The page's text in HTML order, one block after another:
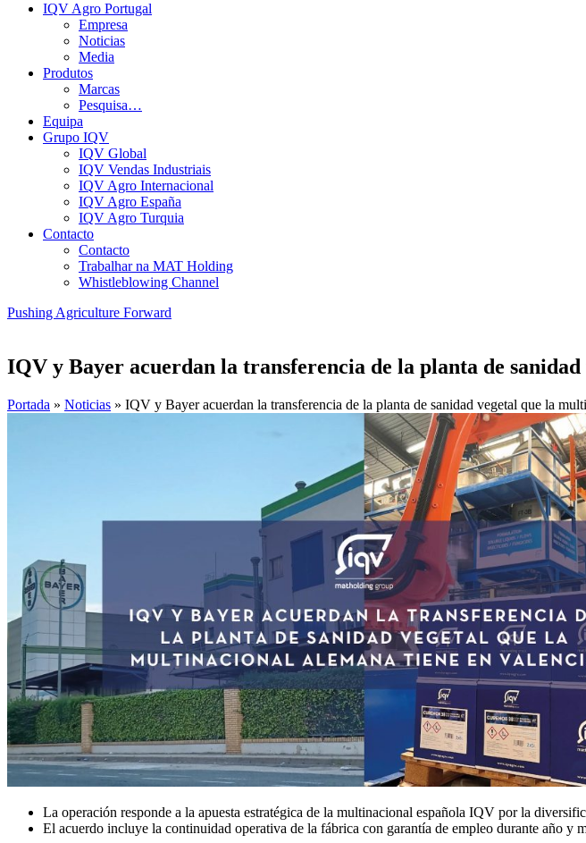
IQV Agro Portugal
Empresa
Noticias
Media
Produtos
Marcas
Pesquisa…
Equipa
Grupo IQV
IQV Global
IQV Vendas Industriais
IQV Agro Internacional
IQV Agro España
IQV Agro Turquia
Contacto
Contacto
Trabalhar na MAT Holding
Whistleblowing Channel
Pushing Agriculture Forward
IQV y Bayer acuerdan la transferencia de la planta de
Portada » Noticias » IQV y Bayer acuerdan la transferencia de la planta de sanidad vegetal que la
La operación responde a la apuesta estratégica de la multinacional española IQV por la
El acuerdo incluye la continuidad operativa de la fábrica con garantía de empleo durante año y